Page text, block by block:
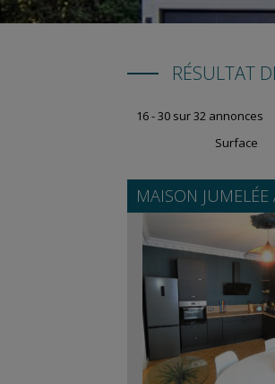
RÉSULTAT
16 - 30 sur 32 annonces
Surface
MAISON JUMELÉE